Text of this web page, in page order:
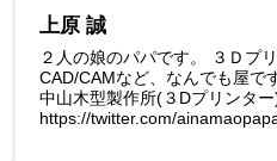
上原 誠
２人の娘のパパです。 ３Ｄプ
CAD/CAMなど、なんでも屋で
中山木型製作所(３Dプリンタ
https://twitter.com/